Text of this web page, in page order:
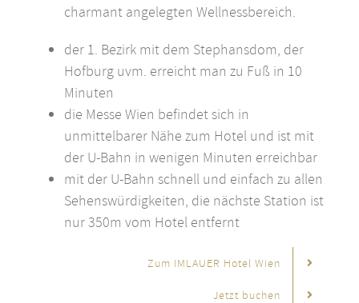
charmant angelegten Wellnessbereich.
der 1. Bezirk mit dem Stephansdom, der
Hofburg uvm. erreicht man zu Fuß in 10
Minuten
die Messe Wien befindet sich in
unmittelbarer Nähe zum Hotel und ist mit
der U-Bahn in wenigen Minuten erreichbar
mit der U-Bahn schnell und einfach zu allen
Sehenswürdigkeiten, die nächste Station ist
nur 350m vom Hotel entfernt
Zum IMLAUER Hotel Wien
Jetzt buchen